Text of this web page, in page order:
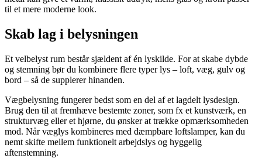
til et mere moderne look.
Skab lag i belysningen
Et velbelyst rum består sjældent af én lyskilde. For at skabe dybde
og stemning bør du kombinere flere typer lys – loft, væg, gulv og
bord – så de supplerer hinanden.
Vægbelysning fungerer bedst som en del af et lagdelt lysdesign.
Brug den til at fremhæve bestemte zoner, som fx et kunstværk, en
strukturvæg eller et hjørne, du ønsker at trække opmærksomheden
mod. Når væglys kombineres med dæmpbare loftslamper, kan du
nemt skifte mellem funktionelt arbejdslys og hyggelig
aftenstemning.